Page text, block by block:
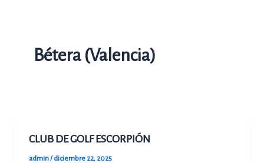
Bétera (Valencia)
CLUB DE GOLF ESCORPIÓN
admin/diciembre 22, 2025